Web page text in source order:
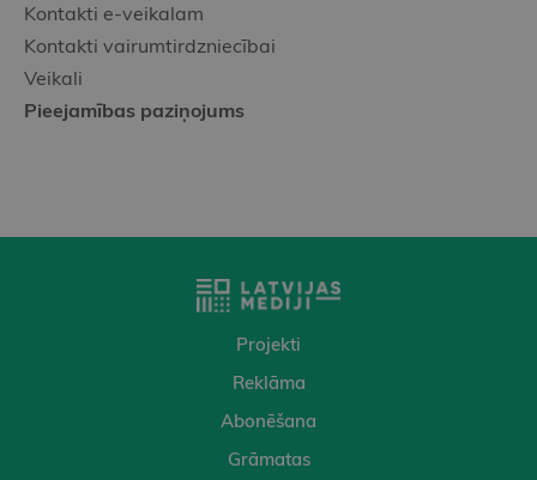
Kontakti e-veikalam
Kontakti vairumtirdzniecībai
Veikali
Pieejamības paziņojums
Projekti
Reklāma
Abonēšana
Grāmatas